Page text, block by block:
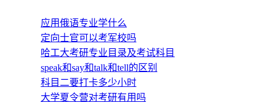
应用俄语专业学什么
定向士官可以考军校吗
哈工大考研专业目录及考试科目
speak和say和talk和tell的区别
科目二要打卡多少小时
大学夏令营对考研有用吗